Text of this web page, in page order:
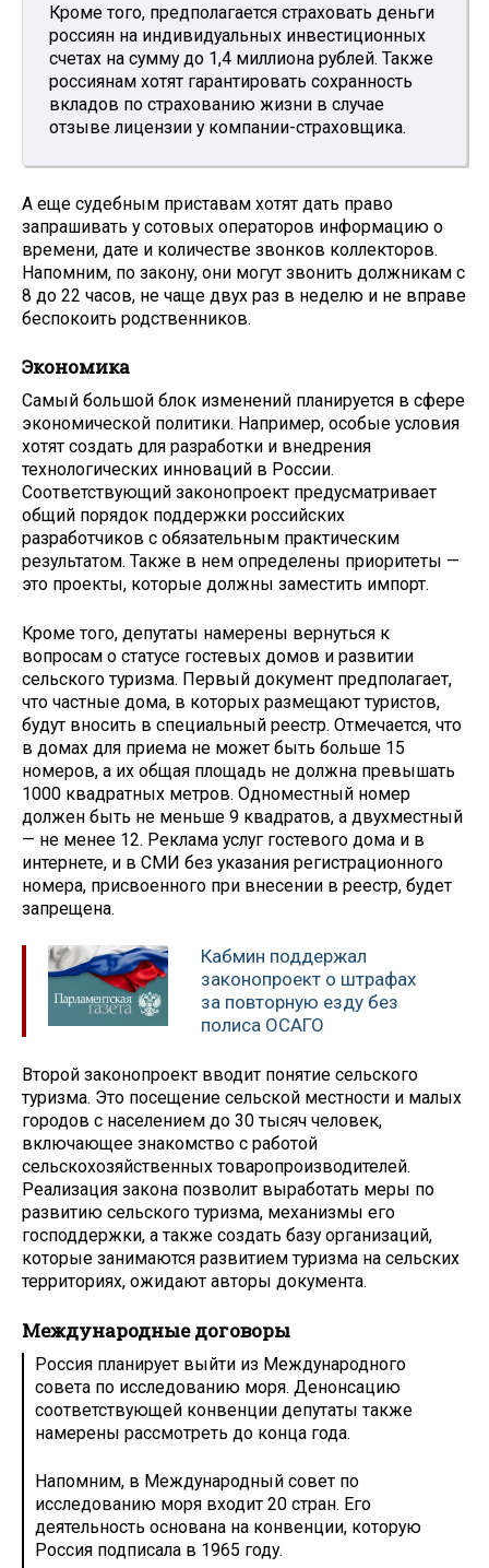
Кроме того, предполагается страховать деньги
россиян на индивидуальных инвестиционных
счетах на сумму до 1,4 миллиона рублей. Также
россиянам хотят гарантировать сохранность
вкладов по страхованию жизни в случае
отзыве лицензии у компании-страховщика.
А еще судебным приставам хотят дать право
запрашивать у сотовых операторов информацию о
времени, дате и количестве звонков коллекторов.
Напомним, по закону, они могут звонить должникам с
8 до 22 часов, не чаще двух раз в неделю и не вправе
беспокоить родственников.
Экономика
Самый большой блок изменений планируется в сфере
экономической политики. Например, особые условия
хотят создать для разработки и внедрения
технологических инноваций в России.
Соответствующий законопроект предусматривает
общий порядок поддержки российских
разработчиков с обязательным практическим
результатом. Также в нем определены приоритеты —
это проекты, которые должны заместить импорт.
Кроме того, депутаты намерены вернуться к
вопросам о статусе гостевых домов и развитии
сельского туризма. Первый документ предполагает,
что частные дома, в которых размещают туристов,
будут вносить в специальный реестр. Отмечается, что
в домах для приема не может быть больше 15
номеров, а их общая площадь не должна превышать
1000 квадратных метров. Одноместный номер
должен быть не меньше 9 квадратов, а двухместный
— не менее 12. Реклама услуг гостевого дома и в
интернете, и в СМИ без указания регистрационного
номера, присвоенного при внесении в реестр, будет
запрещена.
Кабмин поддержал
законопроект о штрафах
за повторную езду без
полиса ОСАГО
Второй законопроект вводит понятие сельского
туризма. Это посещение сельской местности и малых
городов с населением до 30 тысяч человек,
включающее знакомство с работой
сельскохозяйственных товаропроизводителей.
Реализация закона позволит выработать меры по
развитию сельского туризма, механизмы его
господдержки, а также создать базу организаций,
которые занимаются развитием туризма на сельских
территориях, ожидают авторы документа.
Международные договоры
Россия планирует выйти из Международного
совета по исследованию моря. Денонсацию
соответствующей конвенции депутаты также
намерены рассмотреть до конца года.
Напомним, в Международный совет по
исследованию моря входит 20 стран. Его
деятельность основана на конвенции, которую
Россия подписала в 1965 году.